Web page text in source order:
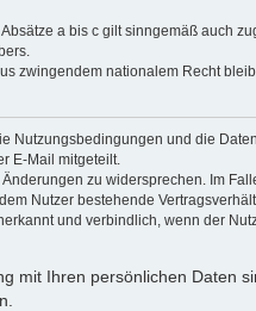
a bis c gilt sinngemäß auch
zwingendem nationalem Recht
Nutzungsbedingungen und die
E-Mail mitgeteilt.
zu widersprechen. Im
Nutzer bestehende
und verbindlich, wenn der
mit Ihren persönlichen Daten